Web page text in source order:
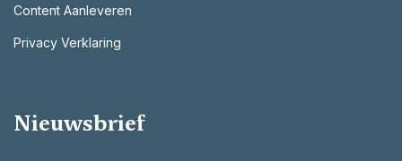
Content Aanleveren
Privacy Verklaring
Nieuwsbrief